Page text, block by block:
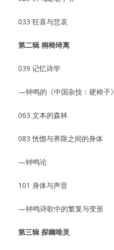
033 狂喜与悲哀
第二辑 桐椅绮离
039 记忆诗学
—钟鸣的《中国杂技：硬椅子》
063 文本的森林
083 恍惚与界限之间的身体
—钟鸣论
101 身体与声音
—钟鸣诗歌中的繁复与变形
第三辑 探幽唯灵